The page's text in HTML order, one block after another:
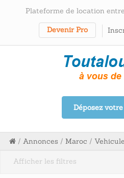
Plateforme de location
Devenir Pro
Déposez
/ Annonces / Maroc /
Afficher les filtres